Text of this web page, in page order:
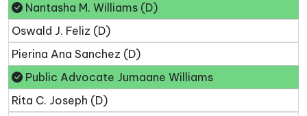
Nantasha M. Williams (D)
Oswald J. Feliz (D)
Pierina Ana Sanchez (D)
Public Advocate Jumaane Williams
Rita C. Joseph (D)